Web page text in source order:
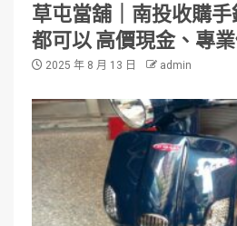
草屯當舖｜南投收購
都可以 高價現金、專
2025 年 8 月 13 日 admin